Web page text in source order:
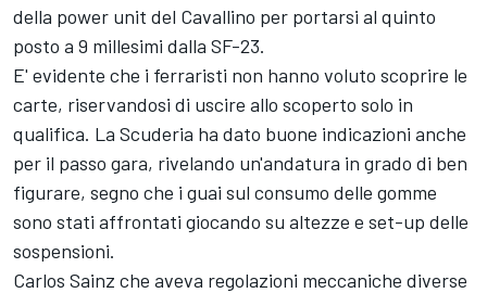
della power unit del Cavallino per portarsi al quinto
posto a 9 millesimi dalla SF-23.
E' evidente che i ferraristi non hanno voluto scoprire le
carte, riservandosi di uscire allo scoperto solo in
qualifica. La Scuderia ha dato buone indicazioni anche
per il passo gara, rivelando un'andatura in grado di ben
figurare, segno che i guai sul consumo delle gomme
sono stati affrontati giocando su altezze e set-up delle
sospensioni.
Carlos Sainz che aveva regolazioni meccaniche diverse